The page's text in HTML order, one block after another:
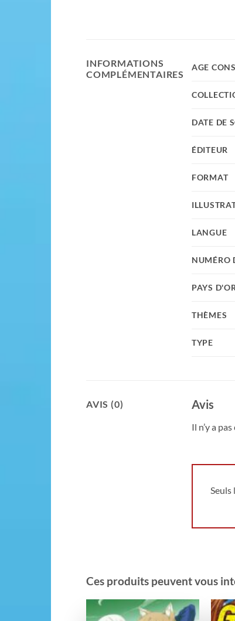
INFORMATIONS
COMPLÉMENTAIRES
AGE
DATE DE
ÉDITEUR
FORMAT
LANGUE
NUMÉRO
PAYS
THÈMES
TYPE
AVIS (0) Avis
Il n’y a
Ces produits peuvent vous